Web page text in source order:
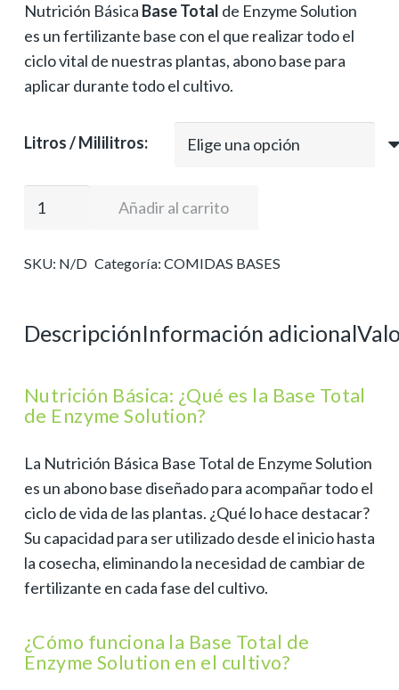
precios:
desde
16,00 €
hasta
208,00 €
Nutrición Básica Base Total de Enzyme Solution
es un fertilizante base con el que realizar todo el
ciclo vital de nuestras plantas, abono base para
aplicar durante todo el cultivo.
Litros / Mililitros:
Añadir al carrito
SKU: N/D Categoría:COMIDAS BASES
DescripciónInformación adicional
Nutrición Básica: ¿Qué es la Base Total
de Enzyme Solution?
La Nutrición Básica Base Total de Enzyme Solution
es un abono base diseñado para acompañar todo el
ciclo de vida de las plantas. ¿Qué lo hace destacar?
Su capacidad para ser utilizado desde el inicio hasta
la cosecha, eliminando la necesidad de cambiar de
fertilizante en cada fase del cultivo.
¿Cómo funciona la Base Total de
Enzyme Solution en el cultivo?